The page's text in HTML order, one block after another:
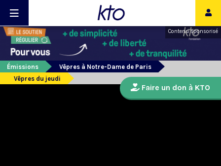
Contenu sponsorisé
Émissions
Vêpres à Notre-Dame de Paris
Vêpres du jeudi
Faire un don à KTO